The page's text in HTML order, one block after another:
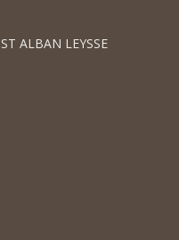
ALBAN LEYSSE